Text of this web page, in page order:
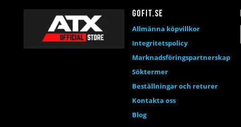
Gofit.se
Allmänna köpvillkor
Integritetspolicy
Marknadsföringspartnerskap
Söktermer
Beställningar och returer
Kontakta oss
Blog